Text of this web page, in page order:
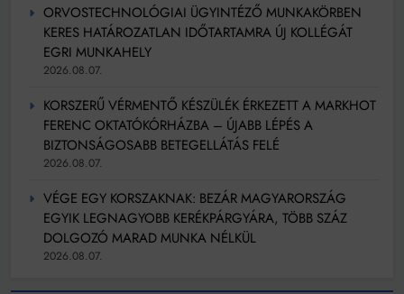
ORVOSTECHNOLÓGIAI ÜGYINTÉZŐ MUNKAKÖRBEN
KERES HATÁROZATLAN IDŐTARTAMRA ÚJ KOLLÉGÁT
EGRI MUNKAHELY
2026.08.07.
KORSZERŰ VÉRMENTŐ KÉSZÜLÉK ÉRKEZETT A MARKHOT
FERENC OKTATÓKÓRHÁZBA – ÚJABB LÉPÉS A
BIZTONSÁGOSABB BETEGELLÁTÁS FELÉ
2026.08.07.
VÉGE EGY KORSZAKNAK: BEZÁR MAGYARORSZÁG
EGYIK LEGNAGYOBB KERÉKPÁRGYÁRA, TÖBB SZÁZ
DOLGOZÓ MARAD MUNKA NÉLKÜL
2026.08.07.